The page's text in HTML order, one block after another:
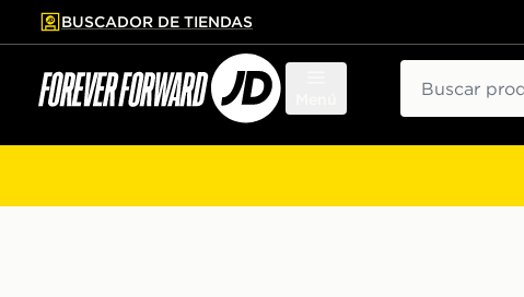
contenido principal
pie de página
BUSCADOR DE TIENDAS